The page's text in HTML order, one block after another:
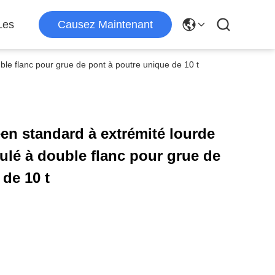
Causez Maintenant
flanc pour grue de pont à poutre unique de 10 t
standard à extrémité lourde
à double flanc pour grue de
10 t